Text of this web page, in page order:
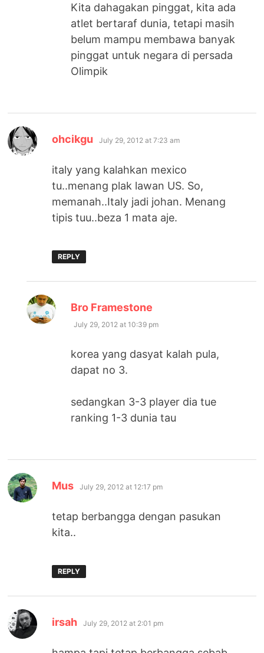
Kita dahagakan pinggat, kita ada
atlet bertaraf dunia, tetapi masih
belum mampu membawa banyak
pinggat untuk negara di persada
Olimpik
ohcikgu says:
July 29, 2012 at 7:23 am
italy yang kalahkan mexico
tu..menang plak lawan US. So,
memanah..Italy jadi johan. Menang
tipis tuu..beza 1 mata aje.
REPLY
Bro Framestone
July 29, 2012 at 10:39 pm
korea yang dasyat kalah pula,
dapat no 3.
sedangkan 3-3 player dia tue
ranking 1-3 dunia tau
Mus says:
July 29, 2012 at 12:17 pm
tetap berbangga dengan pasukan
kita..
REPLY
irsah says:
July 29, 2012 at 2:01 pm